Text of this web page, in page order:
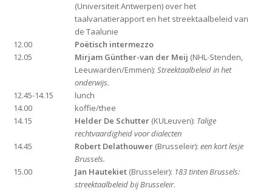
(Universiteit Antwerpen) over het
taalvariatierapport en het streektaalbeleid van
de Taalunie
12.00
Poëtisch intermezzo
12.05
Mirjam Günther-van der Meij (NHL-Stenden,
Leeuwarden/Emmen):Streektaalbeleid in het
onderwijs.
12.45-14.15
lunch
14.00
koffie/thee
14.15
Helder De Schutter (KULeuven): Talige
rechtvaardigheid voor dialecten
14.45
Robert Delathouwer (Brusseleir):een kort lesje
Brussels.
15.00
Jan Hautekiet (Brusseleir): 183 tinten Brussels:
streektaalbeleid bij Brusseleir.